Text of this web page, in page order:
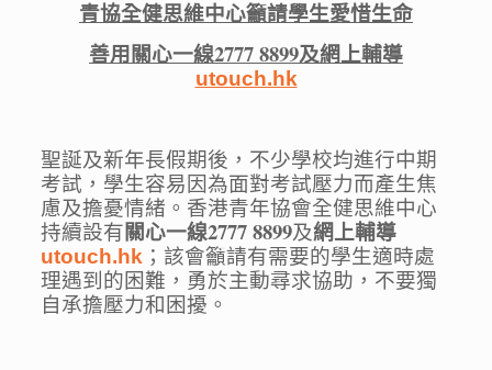
青協全健思維中心籲請學生愛惜生命
善用關心一線2777 8899及網上輔導
utouch.hk
聖誕及新年長假期後，不少學校均進行中期
考試， 學生容易因為面對考試壓力而產生焦
慮及擔憂情緒。 香港青年協會全健思維中心
持續設有關心一線2777 8899及網上輔導
utouch.hk ；該會籲請有需要的學生適時處
理遇到的困難，勇於主動尋求協助， 不要獨
自承擔壓力和困擾。